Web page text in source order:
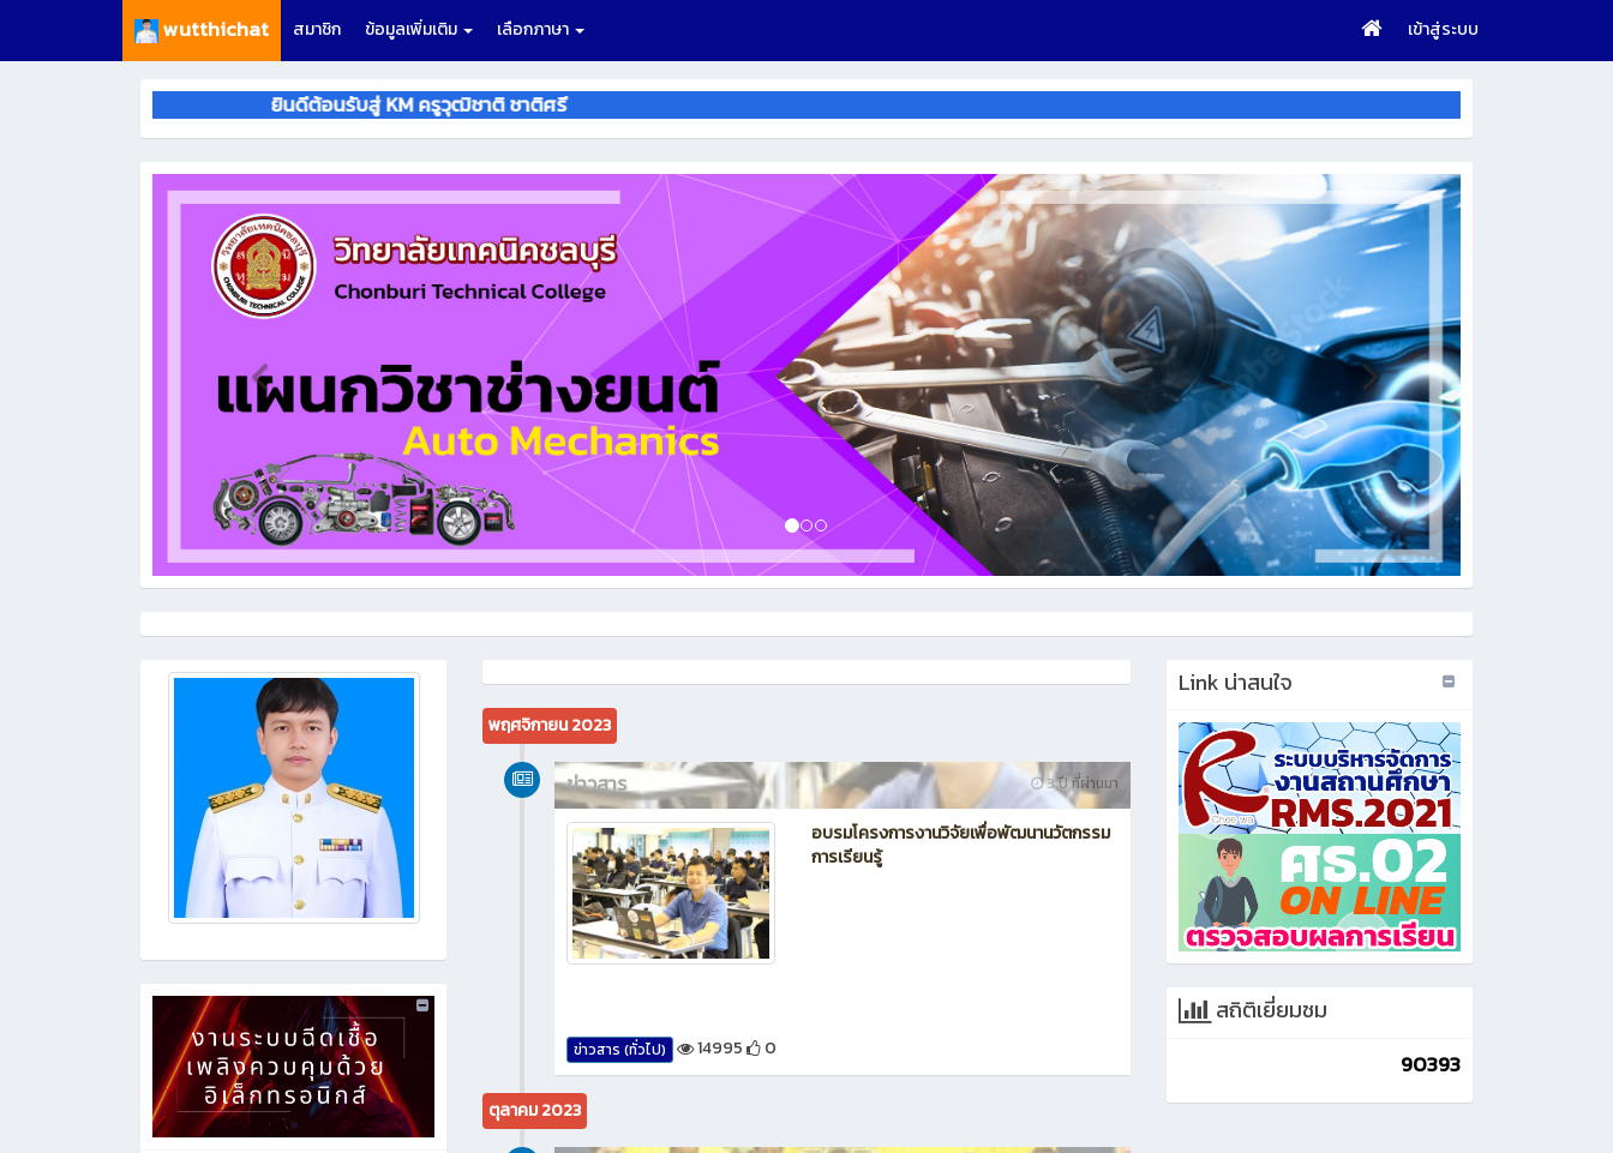
wutthichat สมาชิก ข้อมูลเพิ่มเติม เลือกภาษา เข้าสู่ระบบ
ยินดีต้อนรับสู่ KM ครูวุฒิชาติ ชาติศรี
พฤศจิกายน 2023
3 ปี ที่ผ่านมา
ข่าวสาร
อบรมโครงการงานวิจัยเพื่อพัฒนานวัตกรรม
การเรียนรู้
ข่าวสาร (ทั่วไป) 14995 0
ตุลาคม 2023
Link น่าสนใจ
สถิติเยี่ยมชม
90393